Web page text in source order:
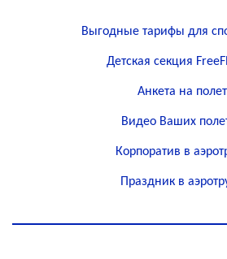
Выгодные тарифы для
Детская секция
Анкета на полет
Видео Ваших
Корпоратив в
Праздник в